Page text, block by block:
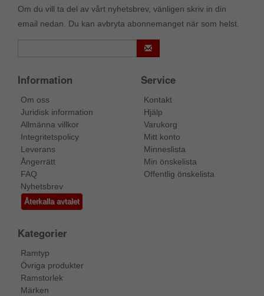
Om du vill ta del av vårt nyhetsbrev, vänligen skriv in din
email nedan. Du kan avbryta abonnemanget när som helst.
Information
Om oss
Juridisk information
Allmänna villkor
Integritetspolicy
Leverans
Ångerrätt
FAQ
Nyhetsbrev
Återkalla avtalet
Service
Kontakt
Hjälp
Varukorg
Mitt konto
Minneslista
Min önskelista
Offentlig önskelista
Kategorier
Ramtyp
Övriga produkter
Ramstorlek
Märken